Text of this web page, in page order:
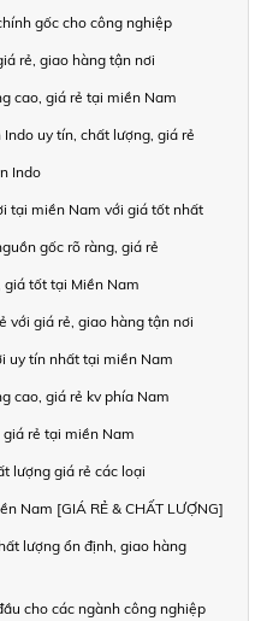
gốc cho công nghiệp
rẻ, giao hàng tận nơi
cao, giá rẻ tại miền Nam
uy tín, chất lượng, giá rẻ
Indo
tại miền Nam với giá tốt nhất
gốc rõ ràng, giá rẻ
giá tốt tại Miền Nam
với giá rẻ, giao hàng tận nơi
uy tín nhất tại miền Nam
cao, giá rẻ kv phía Nam
rẻ tại miền Nam
lượng giá rẻ các loại
Nam [GIÁ RẺ & CHẤT LƯỢNG]
lượng ổn định, giao hàng
cho các ngành công nghiệp